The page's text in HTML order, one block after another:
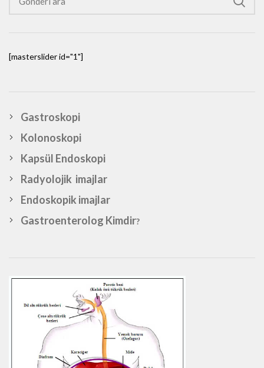
[masterslider id="1"]
Gastroskopi
Kolonoskopi
Kapsül Endoskopi
Radyolojik imajlar
Endoskopik imajlar
Gastroenterolog Kimdir?